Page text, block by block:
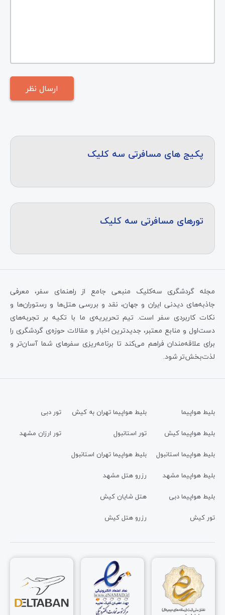
پکیج های مسافرتی سه کلیک
تورهای مسافرتی سه کلیک
مجله گردشگری سه‌کلیک منبعی جامع از راهنمای سفر، معرفی
جاذبه‌های دیدنی ایران و جهان، نقد و بررسی هتل‌ها و رستوران‌ها و
نکات کاربردی سفر است. تیم تحریریه‌ی ما با تکیه بر تجربه‌های
دست‌اول و منابع معتبر، جدیدترین اخبار و مقالات حوزه‌ی گردشگری را
برای علاقه‌مندان فراهم می‌کند تا برنامه‌ریزی سفرهای شما آسان‌تر و
لذت‌بخش‌تر شود.
بلیط هواپیما
بلیط هواپیما کیش
بلیط هواپیما استانبول
بلیط هواپیما مشهد
بلیط هواپیما دبی
تور کیش
بلیط هواپیما تهران به کیش
تور استانبول
بلیط هواپیما تهران استانبول
رزرو هتل مشهد
هتل شایان کیش
رزرو هتل کیش
تور دبی
تور ارزان مشهد